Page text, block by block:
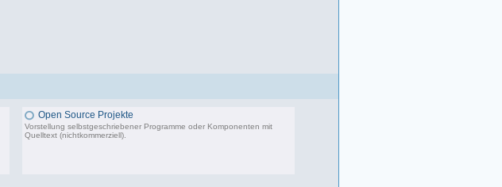
Open Source Projekte
Vorstellung selbstgeschriebener Programme oder Komponenten mit
Quelltext (nichtkommerziell).